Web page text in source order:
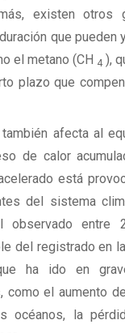
existen otros
que pueden
el metano (CH 4 ),
plazo que
también afecta al
de calor
está
del sistema
observado
del registrado en
ha ido en
como el aumento
océanos, la